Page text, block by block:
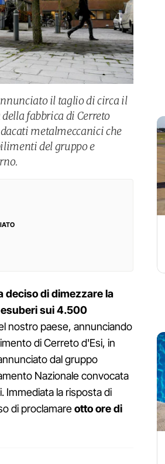
il taglio di circa il
fabbrica di Cerreto
metalmeccanici che
del gruppo e
deciso di dimezzare la
sui 4.500
nostro paese, annunciando
di Cerreto d'Esi, in
dal gruppo
Nazionale convocata
Immediata la risposta di
di proclamareotto ore di